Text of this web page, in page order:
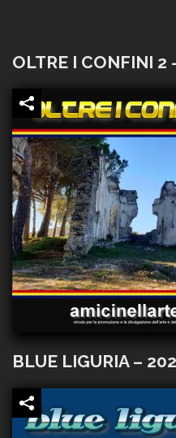
OLTRE I CONFINI 2
BLUE LIGURIA –